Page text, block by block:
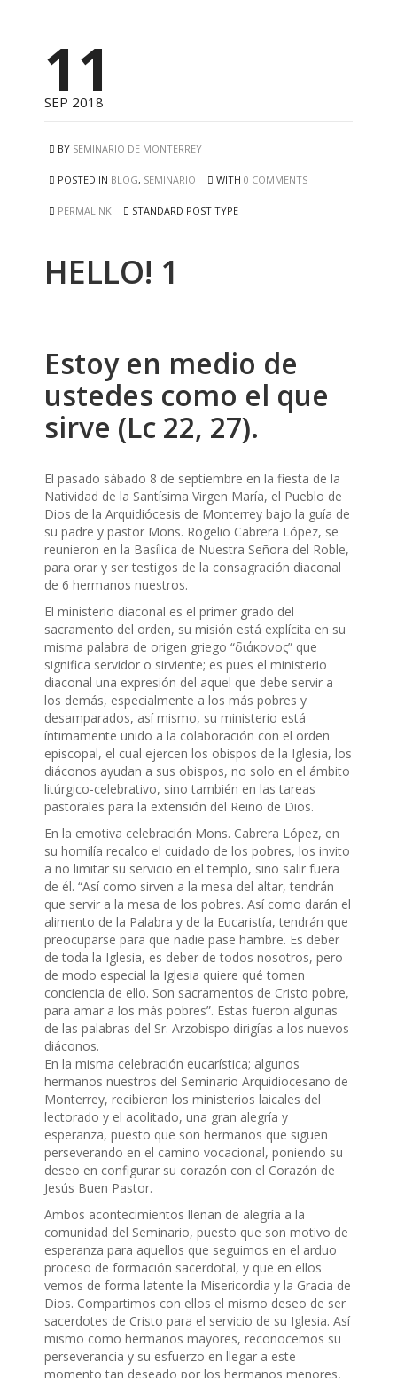
11
SEP 2018
BY SEMINARIO DE MONTERREY
POSTED IN BLOG, SEMINARIO WITH 0 COMMENTS
PERMALINK STANDARD POST TYPE
HELLO! 1
Estoy en medio de
ustedes como el que
sirve (Lc 22, 27).
El pasado sábado 8 de septiembre en la fiesta de la
Natividad de la Santísima Virgen María, el Pueblo de
Dios de la Arquidiócesis de Monterrey bajo la guía de
su padre y pastor Mons. Rogelio Cabrera López, se
reunieron en la Basílica de Nuestra Señora del Roble,
para orar y ser testigos de la consagración diaconal
de 6 hermanos nuestros.
El ministerio diaconal es el primer grado del
sacramento del orden, su misión está explícita en su
misma palabra de origen griego “διάκονος” que
significa servidor o sirviente; es pues el ministerio
diaconal una expresión del aquel que debe servir a
los demás, especialmente a los más pobres y
desamparados, así mismo, su ministerio está
íntimamente unido a la colaboración con el orden
episcopal, el cual ejercen los obispos de la Iglesia, los
diáconos ayudan a sus obispos, no solo en el ámbito
litúrgico-celebrativo, sino también en las tareas
pastorales para la extensión del Reino de Dios.
En la emotiva celebración Mons. Cabrera López, en
su homilía recalco el cuidado de los pobres, los invito
a no limitar su servicio en el templo, sino salir fuera
de él. “Así como sirven a la mesa del altar, tendrán
que servir a la mesa de los pobres. Así como darán el
alimento de la Palabra y de la Eucaristía, tendrán que
preocuparse para que nadie pase hambre. Es deber
de toda la Iglesia, es deber de todos nosotros, pero
de modo especial la Iglesia quiere qué tomen
conciencia de ello. Son sacramentos de Cristo pobre,
para amar a los más pobres”. Estas fueron algunas
de las palabras del Sr. Arzobispo dirigías a los nuevos
diáconos.
En la misma celebración eucarística; algunos
hermanos nuestros del Seminario Arquidiocesano de
Monterrey, recibieron los ministerios laicales del
lectorado y el acolitado, una gran alegría y
esperanza, puesto que son hermanos que siguen
perseverando en el camino vocacional, poniendo su
deseo en configurar su corazón con el Corazón de
Jesús Buen Pastor.
Ambos acontecimientos llenan de alegría a la
comunidad del Seminario, puesto que son motivo de
esperanza para aquellos que seguimos en el arduo
proceso de formación sacerdotal, y que en ellos
vemos de forma latente la Misericordia y la Gracia de
Dios. Compartimos con ellos el mismo deseo de ser
sacerdotes de Cristo para el servicio de su Iglesia. Así
mismo como hermanos mayores, reconocemos su
perseverancia y su esfuerzo en llegar a este
momento tan deseado por los hermanos menores,